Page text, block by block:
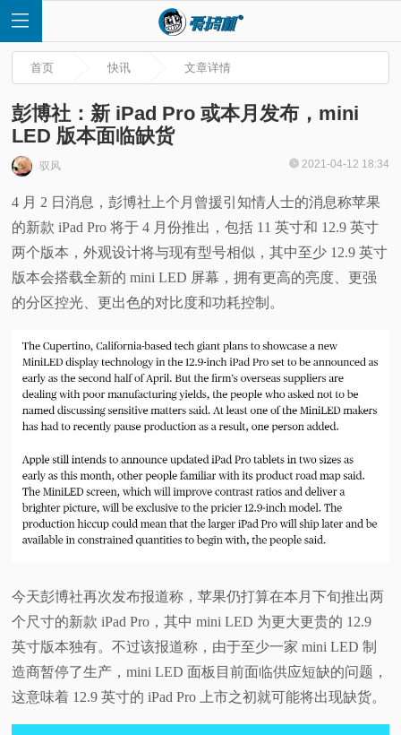
首
页
快
讯
评
测
视
频
科
验
专
首页 快讯 文章详情
彭博社：新 iPad Pro 或本月发布，mini
LED 版本面临缺货
驭风 2021-04-12 18:34
4 月 2 日消息，彭博社上个月曾援引知情人士的消息称苹果
的新款 iPad Pro 将于 4 月份推出，包括 11 英寸和 12.9 英寸
两个版本，外观设计将与现有型号相似，其中至少 12.9 英寸
版本会搭载全新的 mini LED 屏幕，拥有更高的亮度、更强
的分区控光、更出色的对比度和功耗控制。
今天彭博社再次发布报道称，苹果仍打算在本月下旬推出两
个尺寸的新款 iPad Pro，其中 mini LED 为更大更贵的 12.9
英寸版本独有。不过该报道称，由于至少一家 mini LED 制
造商暂停了生产，mini LED 面板目前面临供应短缺的问题，
这意味着 12.9 英寸的 iPad Pro 上市之初就可能将出现缺货。